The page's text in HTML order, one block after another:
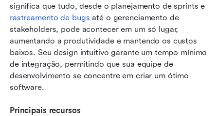
rastreamento de bugs até o gerenciamento de
stakeholders, pode acontecer em um só lugar,
aumentando a produtividade e mantendo os custos
baixos. Seu design intuitivo garante um tempo mínimo
de integração, permitindo que sua equipe de
desenvolvimento se concentre em criar um ótimo
software.
Principais recursos